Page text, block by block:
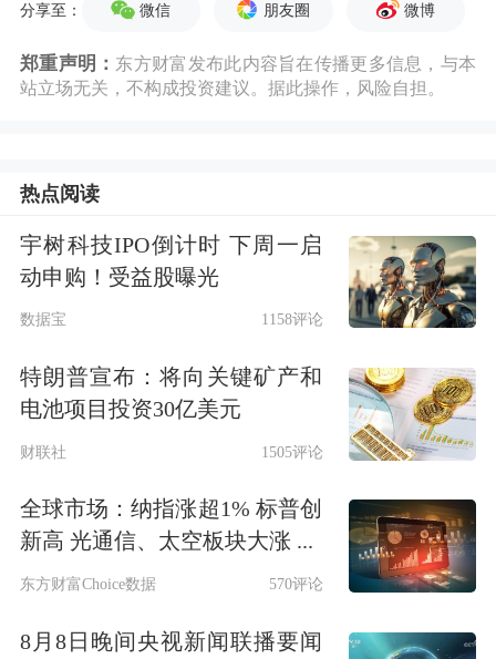
分享至： 微信 朋友圈 微博
郑重声明： 东方财富发布此内容旨在传播更多信息，与本
站立场无关，不构成投资建议。据此操作，风险自担。
热点阅读
宇树科技IPO倒计时 下周一启
动申购！受益股曝光
数据宝 1158评论
特朗普宣布：将向关键矿产和
电池项目投资30亿美元
财联社 1505评论
全球市场：纳指涨超1% 标普创
新高 光通信、太空板块大涨 ...
东方财富Choice数据 570评论
8月8日晚间央视新闻联播要闻